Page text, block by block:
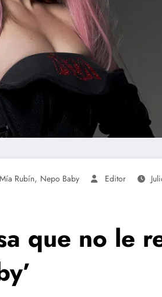
Mía Rubín, Nepo Baby Editor
que no le